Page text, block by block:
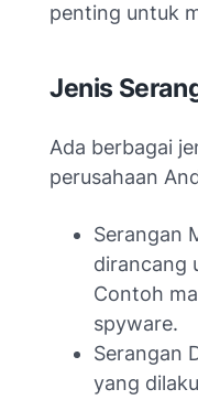
penting untuk
Jenis
Ada berbagai
perusahaan
Serangan
dirancang
Contoh
spyware.
Serangan
yang